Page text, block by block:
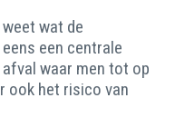
wat de
een centrale
waar men tot op
ook het risico van